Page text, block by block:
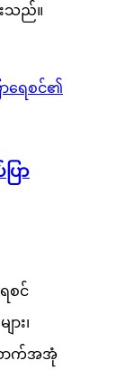
းသည်။
ြာ
စင်
ား၊
ောက်အအုံ